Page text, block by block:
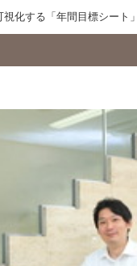
化する「年間目標シート